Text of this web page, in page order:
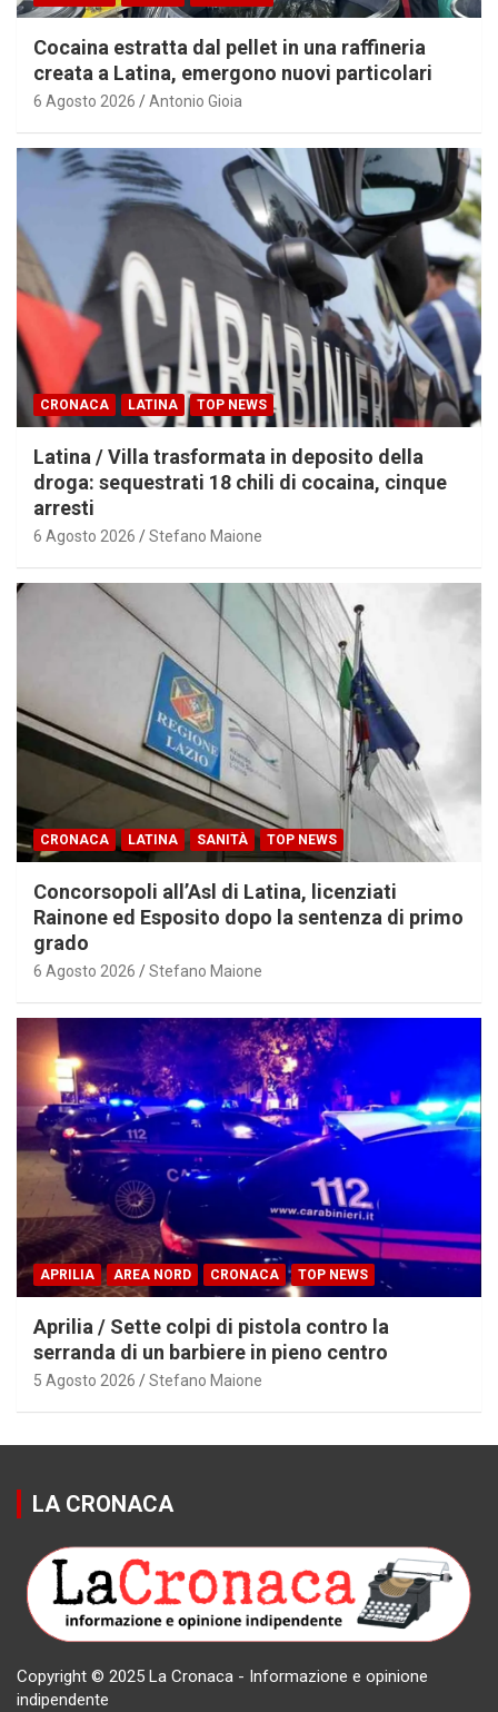
Cocaina estratta dal pellet in una raffineria
creata a Latina, emergono nuovi particolari
6 Agosto 2026 Antonio Gioia
CRONACA LATINA TOP NEWS
Latina / Villa trasformata in deposito della
droga: sequestrati 18 chili di cocaina, cinque
arresti
6 Agosto 2026 Stefano Maione
CRONACA LATINA SANITÀ TOP NEWS
Concorsopoli all’Asl di Latina, licenziati
Rainone ed Esposito dopo la sentenza di primo
grado
6 Agosto 2026 Stefano Maione
APRILIA AREA NORD CRONACA TOP NEWS
Aprilia / Sette colpi di pistola contro la
serranda di un barbiere in pieno centro
5 Agosto 2026 Stefano Maione
LA CRONACA
Copyright © 2025 La Cronaca - Informazione e opinione
indipendente